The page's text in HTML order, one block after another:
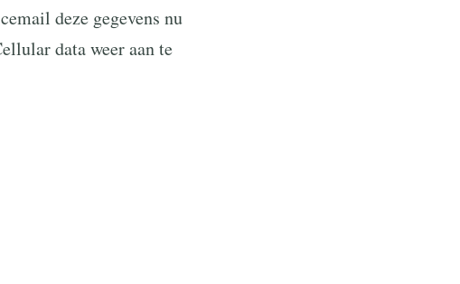
deze gegevens nu
data weer aan te